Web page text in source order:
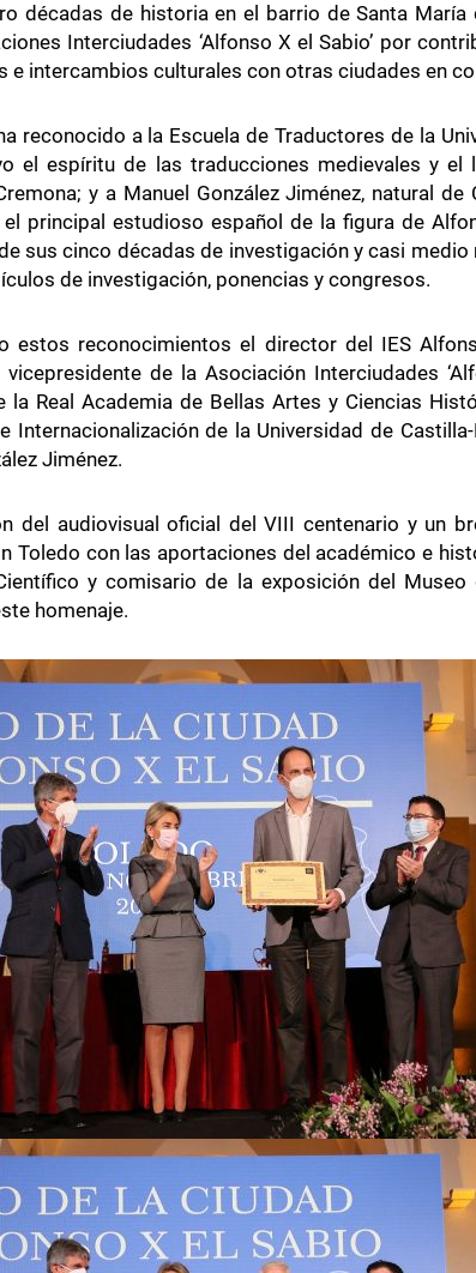
décadas de historia en el barrio de Santa María
Interciudades ‘Alfonso X el Sabio’ por
e intercambios culturales con otras ciudades en
reconocido a la Escuela de Traductores de la
el espíritu de las traducciones medievales y
y a Manuel González Jiménez, natural de
principal estudioso español de la figura de
sus cinco décadas de investigación y casi
de investigación, ponencias y congresos.
estos reconocimientos el director del IES
vicepresidente de la Asociación Interciudades
la Real Academia de Bellas Artes y Ciencias
Internacionalización de la Universidad de
Jiménez.
del audiovisual oficial del VIII centenario y un
Toledo con las aportaciones del académico e
y comisario de la exposición del Museo
homenaje.